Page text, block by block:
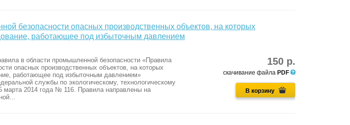
безопасности опасных производственных объектов, на которых
работающее под избыточным давлением
150 р.
скачивание файла PDF
В корзину
в области промышленной безопасности «Правила
опасных производственных объектов, на которых
работающее под избыточным давлением»
службы по экологическому, технологическому
марта 2014 года № 116. Правила направлены на